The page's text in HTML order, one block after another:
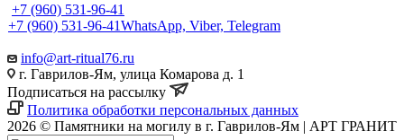
+7 (960) 531-96-41
+7 (960) 531-96-41WhatsApp, Viber, Telegram
info@art-ritual76.ru
г. Гаврилов-Ям, улица Комарова д. 1
Подписаться на рассылку
Политика обработки персональных данных
2026 © Памятники на могилу в г. Гаврилов-Ям | АРТ ГРАНИТ